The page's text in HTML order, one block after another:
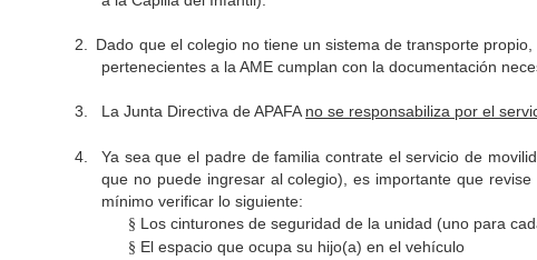
2. Dado que el colegio no tiene un sistema de transporte
pertenecientes a la AME cumplan con la documentación
3. La Junta Directiva de APAFAno se responsabiliza por el
4.
Ya sea que el padre de familia contrate el servicio de
que no puede ingresar al colegio), es importante que
mínimo verificar lo siguiente:
§ Los cinturones de seguridad de la unidad (uno para
§ El espacio que ocupa su hijo(a) en el vehículo